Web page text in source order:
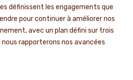
définissent les engagements que
pour continuer à améliorer nos
avec un plan défini sur trois
nous rapporterons nos avancées